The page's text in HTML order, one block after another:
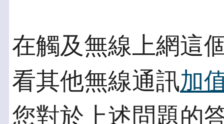
在觸及無線上網這
看其他無線通訊加
您對於上述問題的